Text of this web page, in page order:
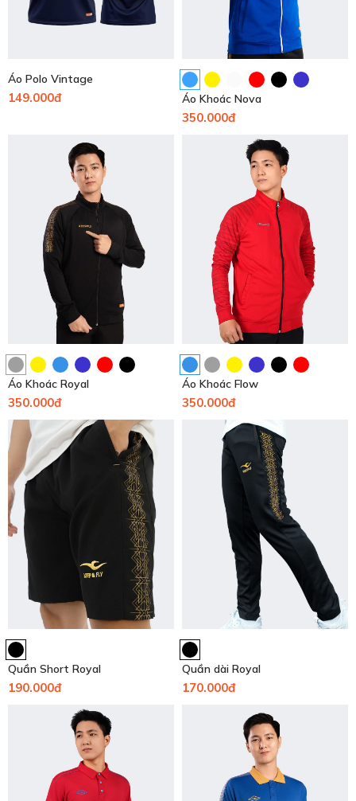
Áo Polo Vintage
149.000đ Áo Khoác Nova
350.000đ
Áo Khoác Royal
350.000đ
Áo Khoác Flow
350.000đ
Quần Short Royal
190.000đ
Quần dài Royal
170.000đ